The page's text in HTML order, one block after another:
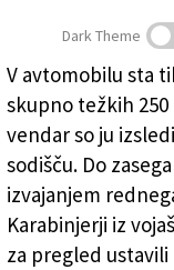
V avtu kar
Dark Theme
V avtomobilu sta
skupno težkih
vendar so ju
sodišču. Do
izvajanjem
Karabinjerji iz
za pregled